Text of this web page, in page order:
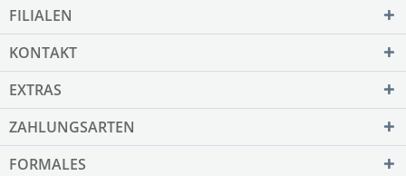
FILIALEN
KONTAKT
EXTRAS
ZAHLUNGSARTEN
FORMALES